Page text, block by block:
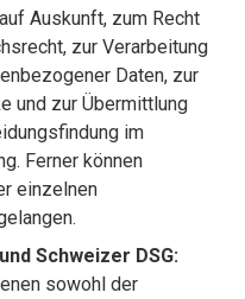
Auskunft, zum Recht
zur Verarbeitung
Daten, zur
und zur Übermittlung
im
Ferner können
einzelnen
Schweizer DSG:
sowohl der